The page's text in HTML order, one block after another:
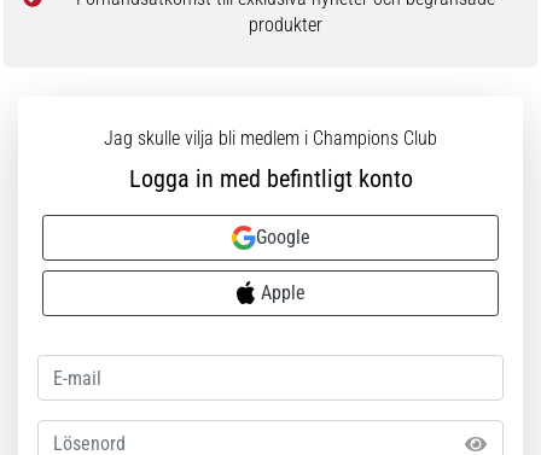
produkter
Jag skulle vilja bli medlem i Champions Club
Logga in med befintligt konto
Google
Apple
Lösenord